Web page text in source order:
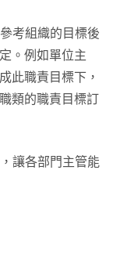
考組織的目標後
。例如單位主
此職責目標下，
類的職責目標訂
讓各部門主管能